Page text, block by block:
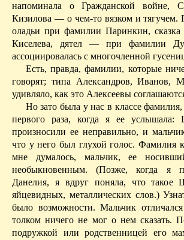
напоминала о Гражданской войне,
Кизилова — о чем-то вязком и тягучем.
оладьи при фамилии Паринкин,
Киселева, дятел — при фамилии
ассоциировалась с многочленной
Есть, правда, фамилии, которые
говорят; типа Александров, Иванов,
удивляло, как это Алексеевы
Но зато была у нас в классе
первого раза, когда я ее услышала:
произносили ее неправильно, и
что у него был глухой голос. Фамилия
мне думалось, мальчик, ее
необыкновенным. (Позже, когда я
Данелия, я вдруг поняла, что такое
яйцевидных, металлических слов.)
было возможности. Мальчик
толком ничего не мог о нем сказать.
подружкой или родственницей его